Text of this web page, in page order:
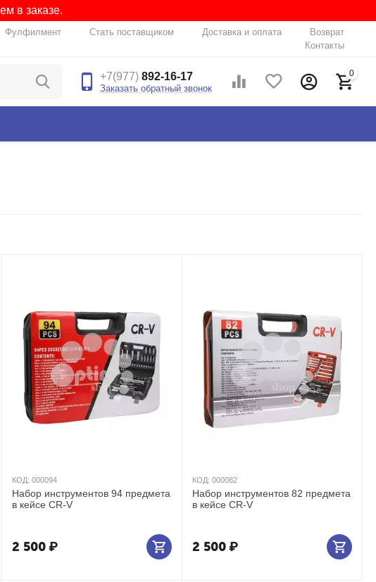
в заказе.
Фулфилмент Стать поставщиком Доставка и оплата
Возврат
Контакты
+7(977)892-16-17
Заказать обратный звонок
0
КОД: 000094
Набор инструментов 94 предмета
в кейсе CR-V
2 500₽
КОД: 000082
Набор инструментов 82 предмета
в кейсе CR-V
2 500₽